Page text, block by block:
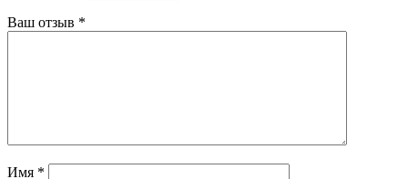
Ваш отзыв *
Имя *